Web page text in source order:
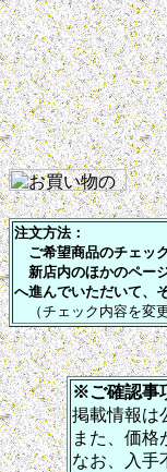
注文方法：
ご希望商品のチェッ
新店内のほかのペー
へ進んでいただいて、
（チェック内容を変
※ご確認事
掲載情報は
また、価
なお、入手